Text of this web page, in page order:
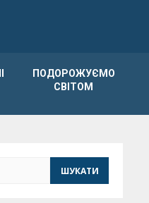
ПОДОРОЖУЄМО
СВІТОМ